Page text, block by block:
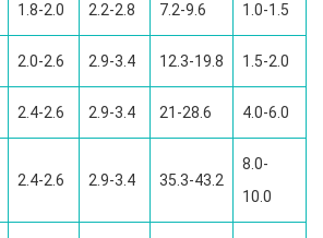
1.8-2.0 2.2-2.8 7.2-9.6 1.0-1.5
2.0-2.6 2.9-3.4 12.3-19.8 1.5-2.0
2.4-2.6 2.9-3.4 21-28.6 4.0-6.0
2.4-2.6 2.9-3.4 35.3-43.2
8.0-
10.0